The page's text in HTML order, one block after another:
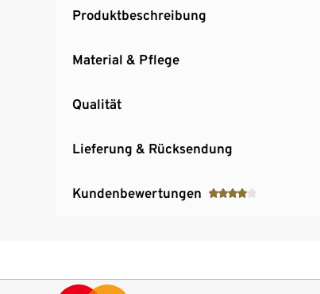
Produktbeschreibung
Material & Pflege
Qualität
Lieferung & Rücksendung
Kundenbewertungen